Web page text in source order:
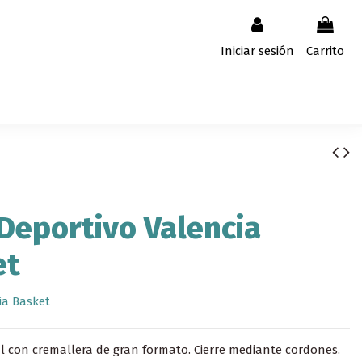
Iniciar sesión Carrito
Valencia
Basket
con cremallera de gran formato. Cierre mediante cordones.